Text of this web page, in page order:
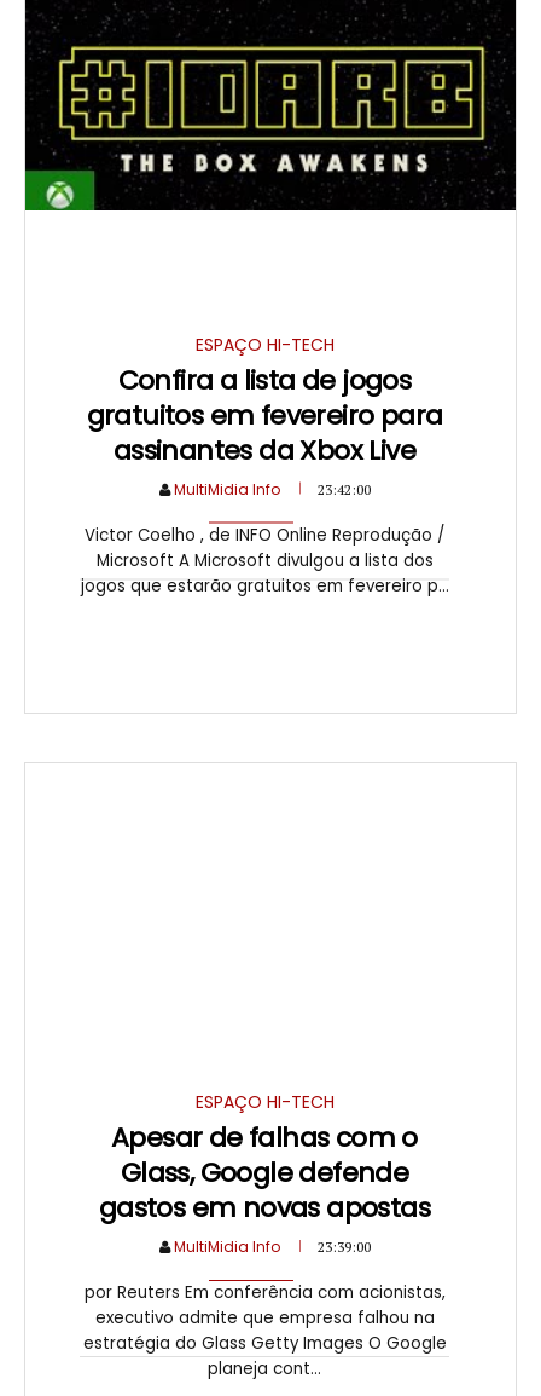
ESPAÇO HI-TECH
Confira a lista de jogos
gratuitos em fevereiro para
assinantes da Xbox Live
MultiMidia Info 23:42:00
Victor Coelho , de INFO Online Reprodução /
Microsoft A Microsoft divulgou a lista dos
jogos que estarão gratuitos em fevereiro p...
ESPAÇO HI-TECH
Apesar de falhas com o
Glass, Google defende
gastos em novas apostas
MultiMidia Info 23:39:00
por Reuters Em conferência com acionistas,
executivo admite que empresa falhou na
estratégia do Glass Getty Images O Google
planeja cont...